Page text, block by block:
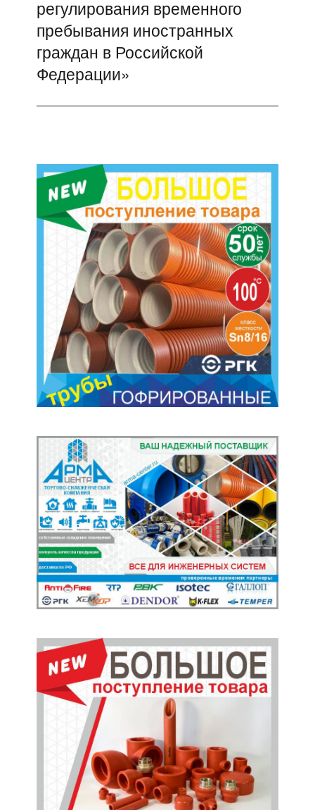
регулирования временного
пребывания иностранных
граждан в Российской
Федерации»